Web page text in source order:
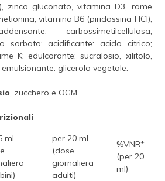
zinco gluconato, vitamina D3, rame
vitamina B6 (piridossina HCl),
carbossimetilcellulosa;
sorbato; acidificante: acido citrico;
K; edulcorante: sucralosio, xilitolo,
glicerolo vegetale.
, zucchero e OGM.
ml
per 20 ml
(dose
giornaliera
adulti)
%VNR*
(per 20
ml)